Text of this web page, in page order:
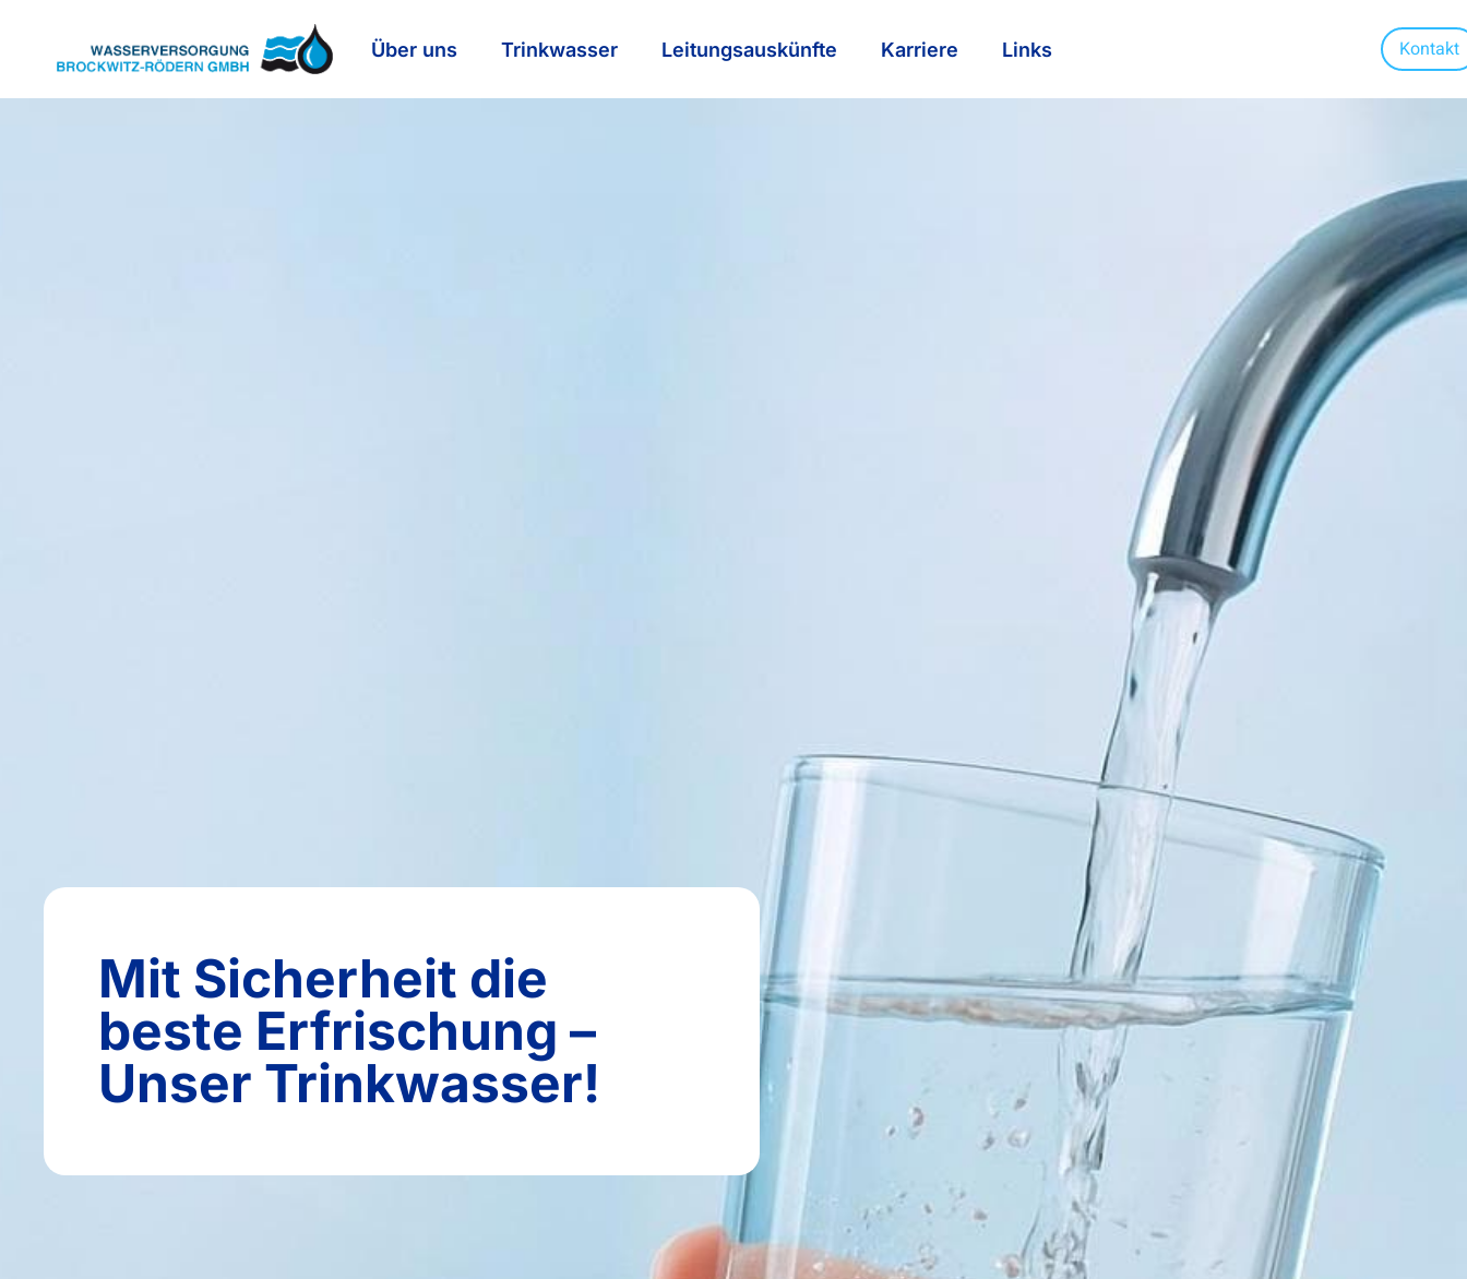
Über uns Trinkwasser Leitungsauskünfte Karriere Links Kontakt
Mit Sicherheit die
beste Erfrischung –
Unser Trinkwasser!